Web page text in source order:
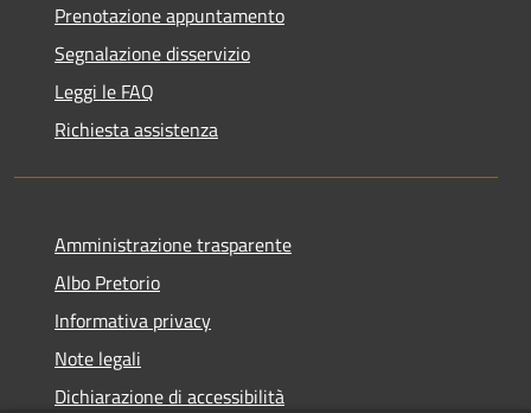
Prenotazione appuntamento
Segnalazione disservizio
Leggi le FAQ
Richiesta assistenza
Amministrazione trasparente
Albo Pretorio
Informativa privacy
Note legali
Dichiarazione di accessibilità